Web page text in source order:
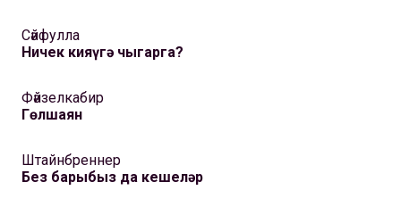
Сәйфулла
Ничек кияүгә чыгарга?
Фәйзелкабир
Гөлшаян
Штайнбреннер
Без барыбыз да кешеләр